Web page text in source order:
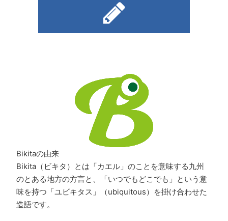
Bikitaの由来
Bikita（ビキタ）とは「カエル」のことを意味する九州
のとある地方の方言と、「いつでもどこでも」という意
味を持つ「ユビキタス」（ubiquitous）を掛け合わせた
造語です。